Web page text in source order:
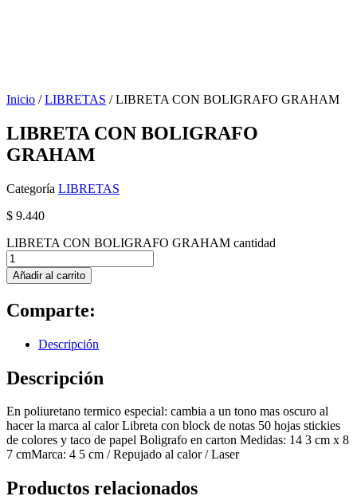
Inicio /LIBRETAS / LIBRETA CON BOLIGRAFO GRAHAM
LIBRETA CON BOLIGRAFO
GRAHAM
Categoría LIBRETAS
$ 9.440
LIBRETA CON BOLIGRAFO GRAHAM cantidad
Añadir al carrito
Comparte:
Descripción
Descripción
En poliuretano termico especial: cambia a un tono mas oscuro al
hacer la marca al calor Libreta con block de notas 50 hojas stickies
de colores y taco de papel Boligrafo en carton Medidas: 14 3 cm x 8
7 cmMarca: 4 5 cm / Repujado al calor / Laser
Productos relacionados